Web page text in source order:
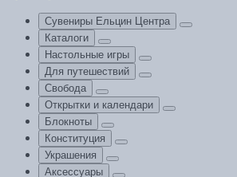
Сувениры Ельцин Центра
Каталоги
Настольные игры
Для путешествий
Свобода
Открытки и календари
Блокноты
Конституция
Украшения
Аксессуары